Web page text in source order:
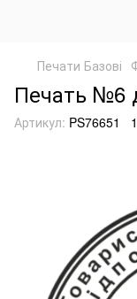
Печати Базові
Печать
Артикул: PS76651